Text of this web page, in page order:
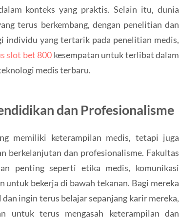
konteks yang praktis. Selain itu, dunia
terus berkembang, dengan penelitian dan
individu yang tertarik pada penelitian medis,
slot bet 800 kesempatan untuk terlibat dalam
medis terbaru.
dan Profesionalisme
memiliki keterampilan medis, tetapi juga
berkelanjutan dan profesionalisme. Fakultas
penting seperti etika medis, komunikasi
untuk bekerja di bawah tekanan. Bagi mereka
ingin terus belajar sepanjang karir mereka,
untuk terus mengasah keterampilan dan